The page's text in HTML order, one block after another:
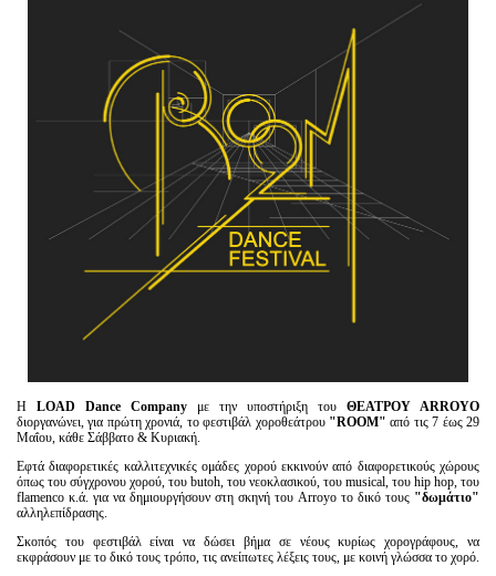
Η LOAD Dance Company με την υποστήριξη του ΘΕΑΤΡΟΥ ΑRRΟΥΟ
διοργανώνει, για πρώτη χρονιά, το φεστιβάλ χοροθεάτρου "ROOM" από τις 7 έως 29
Μαΐου, κάθε Σάββατο & Κυριακή.
Εφτά διαφορετικές καλλιτεχνικές ομάδες χορού εκκινούν από διαφορετικούς χώρους
όπως του σύγχρονου χορού, του butoh, του νεοκλασικού, του musical, του hip hop, του
flamenco κ.ά. για να δημιουργήσουν στη σκηνή του Arroyo το δικό τους "δωμάτιο"
αλληλεπίδρασης.
Σκοπός του φεστιβάλ είναι να δώσει βήμα σε νέους κυρίως χορογράφους, να
εκφράσουν με το δικό τους τρόπο, τις ανείπωτες λέξεις τους, με κοινή γλώσσα το χορό.